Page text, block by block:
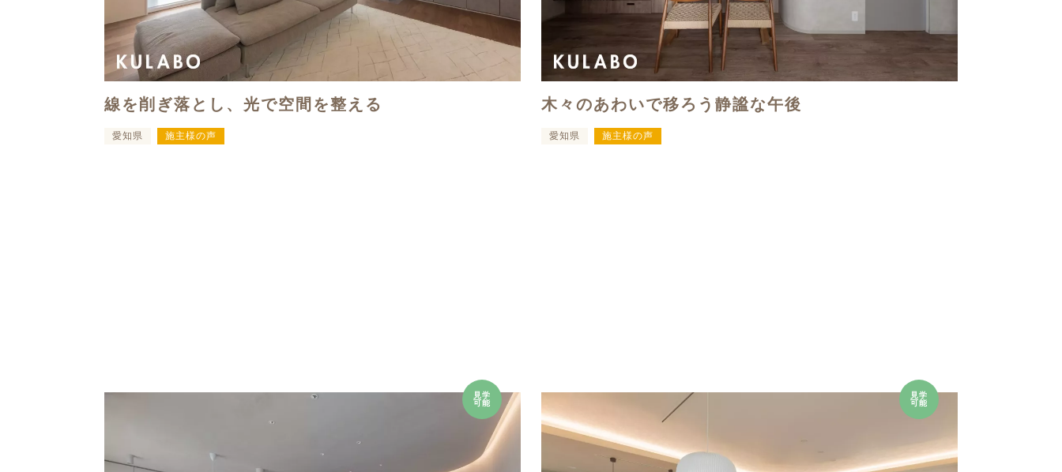
線を削ぎ落とし、光で空間を整える
愛知県 施主様の声
木々のあわいで移ろう静謐な午後
愛知県 施主様の声
見学
可能
見学
可能